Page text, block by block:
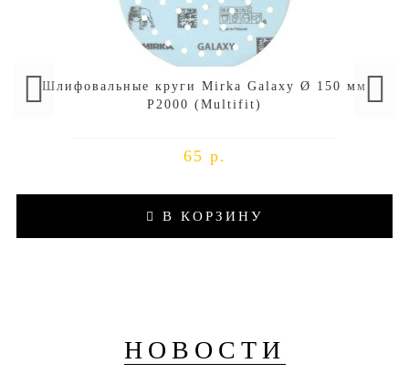
Шлифовальные круги Mirka Galaxy Ø 150 мм
P2000 (Multifit)
65 р.
В КОРЗИНУ
НОВОСТИ